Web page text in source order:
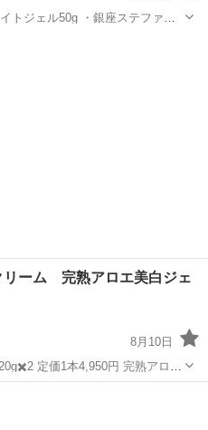
トジェル50g ・銀座ステファニ
リーム 完熟アロエ美白ジェ
8月10日
定価1本4,950円 完熟アロエ
価5,137円 定価合計15,000以上